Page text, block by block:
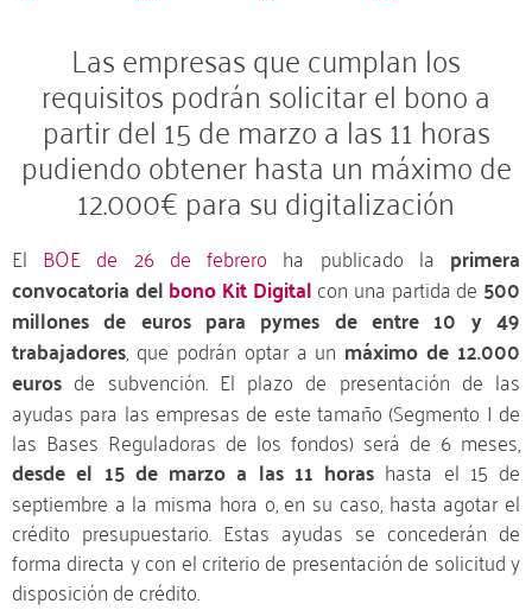
Las empresas que cumplan los
requisitos podrán solicitar el bono a
partir del 15 de marzo a las 11 horas
pudiendo obtener hasta un máximo de
12.000€ para su digitalización
El BOE de 26 de febrero ha publicado la primera
convocatoria delbono Kit Digitalcon una partida de 500
millones de euros para pymes de entre 10 y 49
trabajadores, que podrán optar a un máximo de 12.000
euros de subvención. El plazo de presentación de las
ayudas para las empresas de este tamaño (Segmento I de
las Bases Reguladoras de los fondos) será de 6 meses,
desde el 15 de marzo a las 11 horas hasta el 15 de
septiembre a la misma hora o, en su caso, hasta agotar el
crédito presupuestario. Estas ayudas se concederán de
forma directa y con el criterio de presentación de solicitud y
disposición de crédito.